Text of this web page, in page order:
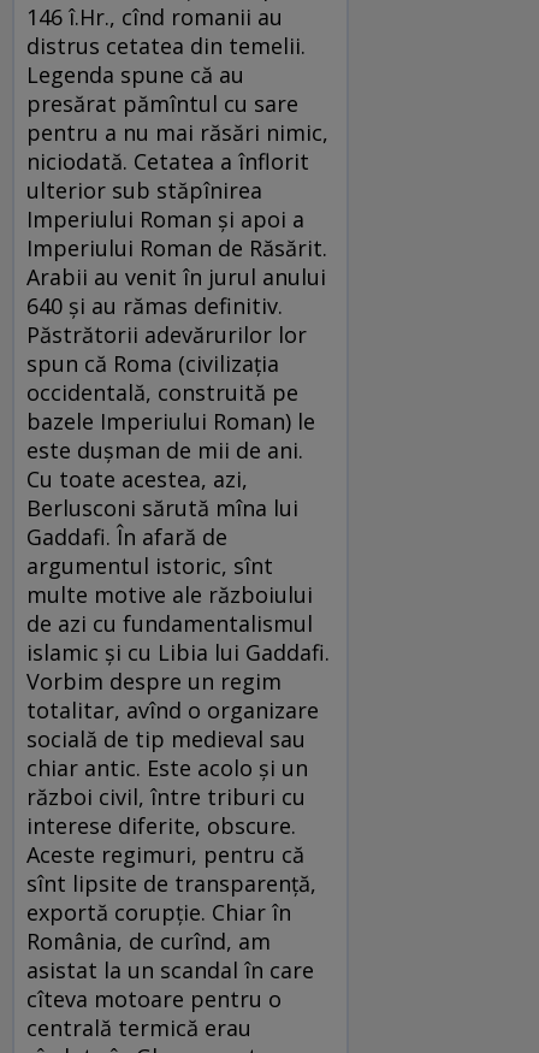
146 î.Hr., cînd romanii au
distrus cetatea din temelii.
Legenda spune că au
presărat pămîntul cu sare
pentru a nu mai răsări nimic,
niciodată. Cetatea a înflorit
ulterior sub stăpînirea
Imperiului Roman şi apoi a
Imperiului Roman de Răsărit.
Arabii au venit în jurul anului
640 şi au rămas definitiv.
Păstrătorii adevărurilor lor
spun că Roma (civilizaţia
occidentală, construită pe
bazele Imperiului Roman) le
este duşman de mii de ani.
Cu toate acestea, azi,
Berlusconi sărută mîna lui
Gaddafi. În afară de
argumentul istoric, sînt
multe motive ale războiului
de azi cu fundamentalismul
islamic şi cu Libia lui Gaddafi.
Vorbim despre un regim
totalitar, avînd o organizare
socială de tip medieval sau
chiar antic. Este acolo şi un
război civil, între triburi cu
interese diferite, obscure.
Aceste regimuri, pentru că
sînt lipsite de transparenţă,
exportă corupţie. Chiar în
România, de curînd, am
asistat la un scandal în care
cîteva motoare pentru o
centrală termică erau